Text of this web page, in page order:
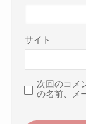
サイト
次回のコメ
の名前、メ